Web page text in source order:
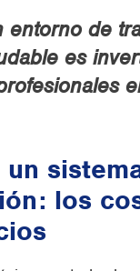
entorno de
es
los